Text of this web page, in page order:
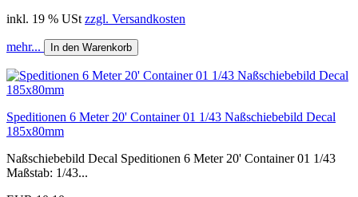
inkl. 19 % USt zzgl. Versandkosten
mehr... In den Warenkorb
Speditionen 6 Meter 20' Container 01 1/43 Naßschiebebild Decal
185x80mm
Naßschiebebild Decal Speditionen 6 Meter 20' Container 01 1/43
Maßstab: 1/43...